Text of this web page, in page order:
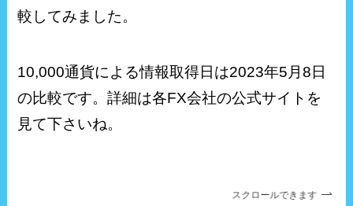
較してみました。
10,000通貨による情報取得日は2023年5月8日
の比較です。詳細は各FX会社の公式サイトを
見て下さいね。
スクロールできます